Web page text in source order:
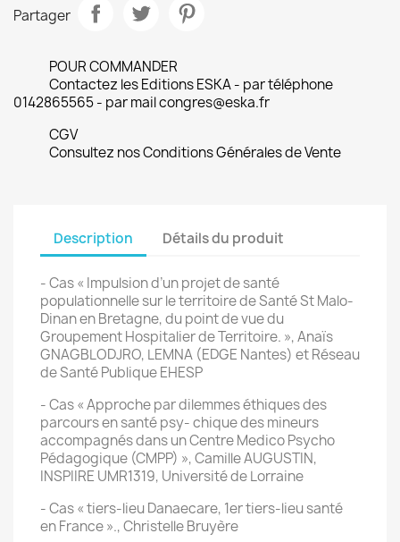
Partager
POUR COMMANDER
Contactez les Editions ESKA - par téléphone
0142865565 - par mail congres@eska.fr
CGV
Consultez nos Conditions Générales de Vente
Description Détails du produit
- Cas « Impulsion d’un projet de santé
populationnelle sur le territoire de Santé St Malo-
Dinan en Bretagne, du point de vue du
Groupement Hospitalier de Territoire. », Anaïs
GNAGBLODJRO, LEMNA (EDGE Nantes) et Réseau
de Santé Publique EHESP
- Cas « Approche par dilemmes éthiques des
parcours en santé psy- chique des mineurs
accompagnés dans un Centre Medico Psycho
Pédagogique (CMPP) », Camille AUGUSTIN,
INSPIIRE UMR1319, Université de Lorraine
- Cas « tiers-lieu Danaecare, 1er tiers-lieu santé
en France »., Christelle Bruyère